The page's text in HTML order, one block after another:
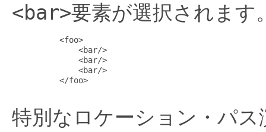
<bar>要素が選択されます
     <foo>
         <bar/>
         <bar/>
         <bar/>
     </foo>
特別なロケーション・パス